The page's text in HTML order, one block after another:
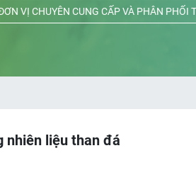
VỊ CHUYÊN CUNG CẤP VÀ PHÂN PHỐI
nhiên liệu than đá